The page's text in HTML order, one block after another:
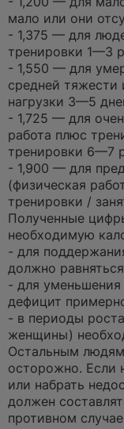
мало или они
- 1,375 — для
тренировки 1—3
- 1,550 — для
средней тяжести
нагрузки 3—5
- 1,725 — для
работа плюс
тренировки 6—7
- 1,900 — для
(физическая
тренировки /
Полученные
необходимую
- для
должно
- для уменьшения
дефицит
- в периоды
женщины)
Остальным людям
осторожно. Если
или набрать
должен
противном